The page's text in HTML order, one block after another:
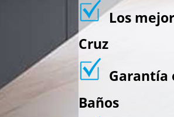
Los
Cruz
Garantía
Baños